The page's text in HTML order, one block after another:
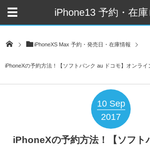
iPhone13 予約・在
iPhoneXS Max 予約・発売日・在庫情報
iPhoneXの予約方法！【ソフトバンク au ドコモ】オンライ
10 Sep
2017
iPhoneXの予約方法！【ソフト